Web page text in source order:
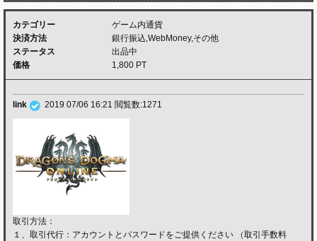
複数 (売ります)
カテゴリー
ゲーム内通貨
決済方法
銀行振込,WebMoney,その他
ステータス
出品中
価格
1,800 PT
link 2019 07/06 16:21 閲覧数:1271
取引方法：
１、取引代行：アカウントとパスワードをご提供ください （取引手数料